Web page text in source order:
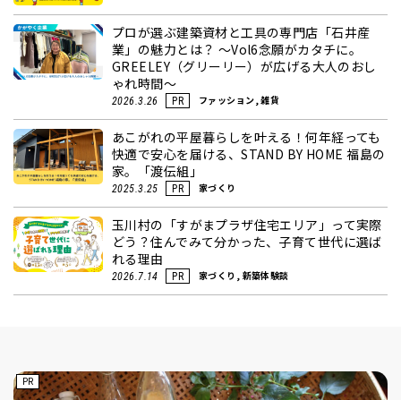
プロが選ぶ建築資材と工具の専門店「石井産
業」の魅力とは？ ～Vol6念願がカタチに。
GREELEY（グリーリー）が広げる大人のおし
ゃれ時間～
2026.3.26 PR ファッション, 雑貨
あこがれの平屋暮らしを叶える！何年経っても
快適で安心を届ける、STAND BY HOME 福島の
家。「渡伝組」
2025.3.25 PR 家づくり
玉川村の「すがまプラザ住宅エリア」って実際
どう？住んでみて分かった、子育て世代に選ば
れる理由
2026.7.14 PR 家づくり, 新築体験談
PR